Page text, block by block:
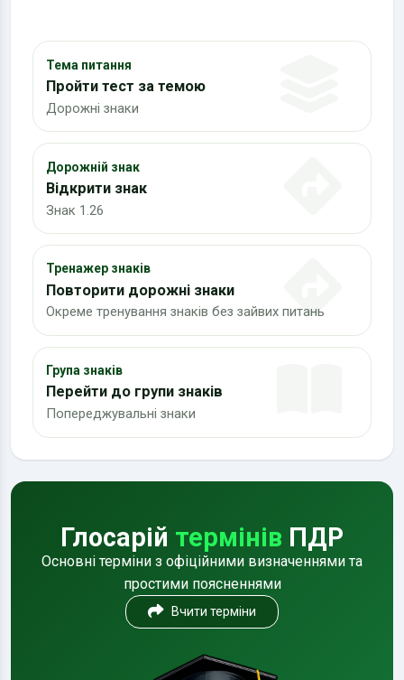
Тема питання
Пройти тест за темою
Дорожні знаки
Дорожній знак
Відкрити знак
Знак 1.26
Тренажер знаків
Повторити дорожні знаки
Окреме тренування знаків без зайвих питань
Група знаків
Перейти до групи знаків
Попереджувальні знаки
Глосарій термінів ПДР
Основні терміни з офіційними визначеннями та
простими поясненнями
Вчити терміни